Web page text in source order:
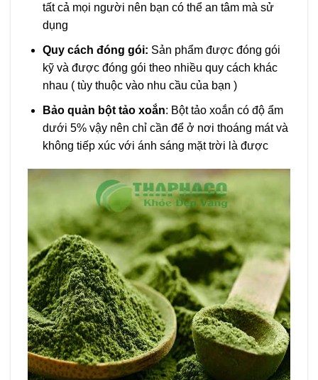
tất cả mọi người nên bạn có thể an tâm mà sử
dụng
Quy cách đóng gói: Sản phẩm được đóng gói
kỹ và được đóng gói theo nhiều quy cách khác
nhau ( tùy thuộc vào nhu cầu của bạn )
Bảo quản bột tảo xoắn: Bột tảo xoắn có độ ẩm
dưới 5% vậy nên chỉ cần để ở nơi thoáng mát và
không tiếp xúc với ánh sáng mặt trời là được